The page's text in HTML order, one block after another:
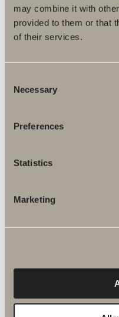
may combine it with
provided to them or that
of their services.
Selection
Necessary
Preferences
Statistics
Marketing
GÅ